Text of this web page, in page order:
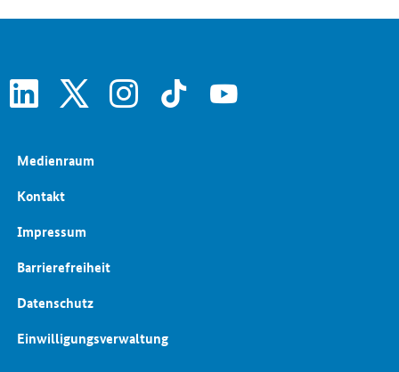
Wettbewerbspolitik Wirtschaftliche Entwicklung
linkedin instagram tiktok youtube
Medienraum
Kontakt
Impressum
Barrierefreiheit
Datenschutz
Einwilligungsverwaltung